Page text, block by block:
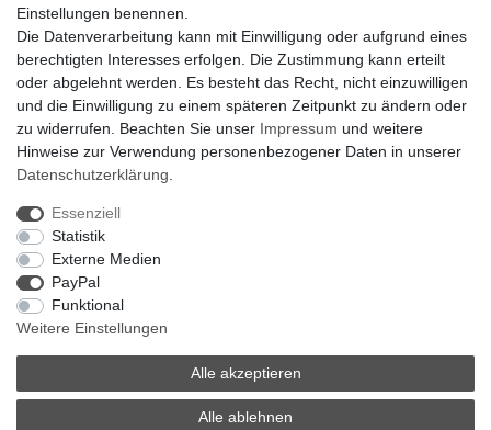
Bankverbindung:
encliso GmbH
Kreissparkasse Verl
Kto-Nr. 25007352 - BLZ 47853520
BIC/SWIFT: WELADED1WDB
IBAN: DE07 4785 3520 0025 0073 52
Impressum
Barrierefreiheitserklärung
Vertrag widerrufen
Einstellungen benennen.
Die Datenverarbeitung kann mit Einwilligung oder aufgrund eines
berechtigten Interesses erfolgen. Die Zustimmung kann erteilt
oder abgelehnt werden. Es besteht das Recht, nicht einzuwilligen
und die Einwilligung zu einem späteren Zeitpunkt zu ändern oder
zu widerrufen. Beachten Sie unser Impressum und weitere
Hinweise zur Verwendung personenbezogener Daten in unserer
Daten­schutz­erklärung
Essenziell
Statistik
Externe Medien
PayPal
Funktional
Weitere Einstellungen
Alle akzeptieren
Alle ablehnen